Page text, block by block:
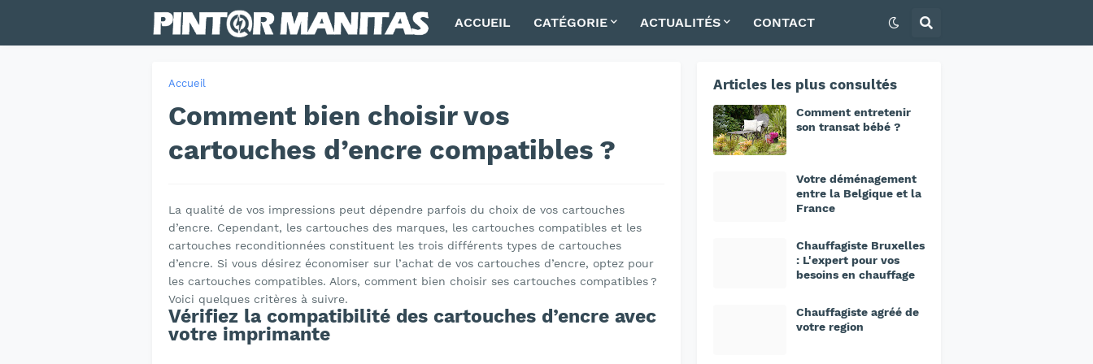
ACCUEIL CATÉGORIE ACTUALITÉS CONTACT
Accueil
Comment bien choisir vos
cartouches d’encre compatibles ?
La qualité de vos impressions peut dépendre parfois du choix de vos cartouches
d’encre. Cependant, les cartouches des marques, les cartouches compatibles et les
cartouches reconditionnées constituent les trois différents types de cartouches
d’encre. Si vous désirez économiser sur l’achat de vos cartouches d’encre, optez pour
les cartouches compatibles. Alors, comment bien choisir ses cartouches compatibles ?
Voici quelques critères à suivre.
Vérifiez la compatibilité des cartouches d’encre avec
votre imprimante
Articles les plus consultés
Comment entretenir
son transat bébé ?
Votre déménagement
entre la Belgique et la
France
Chauffagiste Bruxelles
: L'expert pour vos
besoins en chauffage
Chauffagiste agréé de
votre region